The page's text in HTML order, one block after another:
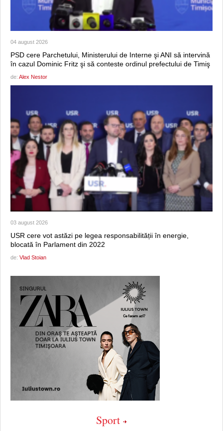
04 august 2026
PSD cere Parchetului, Ministerului de Interne şi ANI să intervină
în cazul Dominic Fritz şi să conteste ordinul prefectului de Timiş
de: Alex Nestor
03 august 2026
USR cere vot astăzi pe legea responsabilității în energie,
blocată în Parlament din 2022
de: Vlad Stoian
Sport